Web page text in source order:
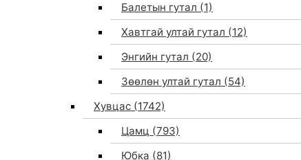
Балетын гутал (1)
Хавтгай ултай гутал (12)
Энгийн гутал (20)
Зөөлөн ултай гутал (54)
Хувцас (1742)
Цамц (793)
Юбка (81)